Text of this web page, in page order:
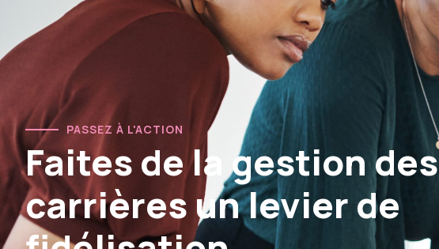
PASSEZ À L'ACTION
Faites de la gestion des
carrières un levier de